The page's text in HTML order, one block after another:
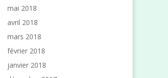
mai 2018
avril 2018
mars 2018
février 2018
janvier 2018